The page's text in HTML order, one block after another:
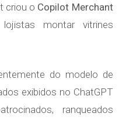
criou o Copilot Merchant
montar vitrines
do modelo de
exibidos no ChatGPT
ranqueados